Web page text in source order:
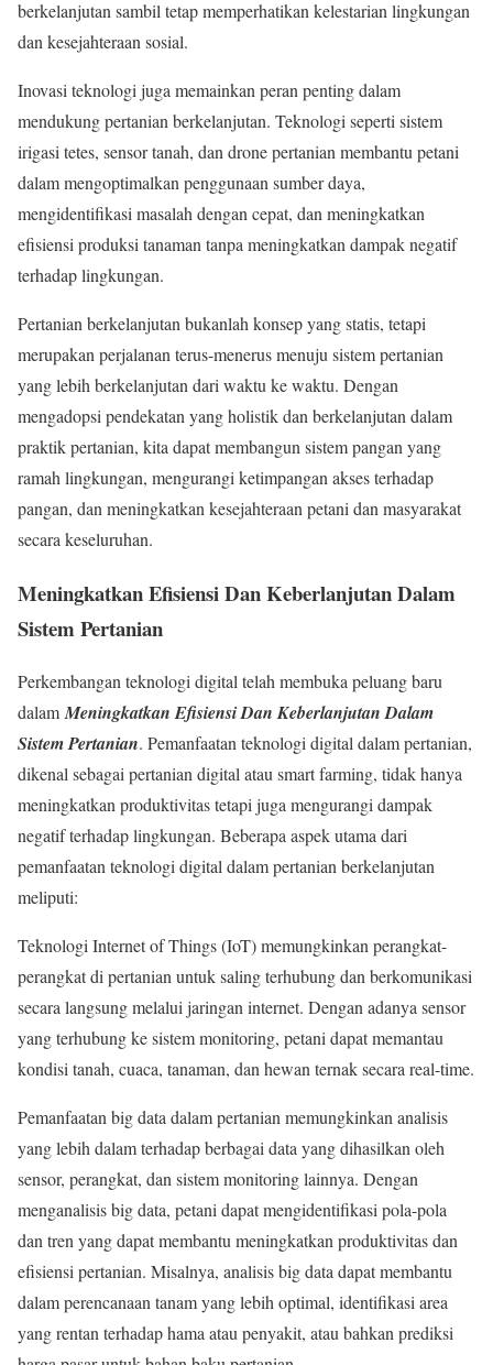
berkelanjutan sambil tetap memperhatikan kelestarian lingkungan
dan kesejahteraan sosial.
Inovasi teknologi juga memainkan peran penting dalam
mendukung pertanian berkelanjutan. Teknologi seperti sistem
irigasi tetes, sensor tanah, dan drone pertanian membantu petani
dalam mengoptimalkan penggunaan sumber daya,
mengidentifikasi masalah dengan cepat, dan meningkatkan
efisiensi produksi tanaman tanpa meningkatkan dampak negatif
terhadap lingkungan.
Pertanian berkelanjutan bukanlah konsep yang statis, tetapi
merupakan perjalanan terus-menerus menuju sistem pertanian
yang lebih berkelanjutan dari waktu ke waktu. Dengan
mengadopsi pendekatan yang holistik dan berkelanjutan dalam
praktik pertanian, kita dapat membangun sistem pangan yang
ramah lingkungan, mengurangi ketimpangan akses terhadap
pangan, dan meningkatkan kesejahteraan petani dan masyarakat
secara keseluruhan.
Meningkatkan Efisiensi Dan Keberlanjutan Dalam
Sistem Pertanian
Perkembangan teknologi digital telah membuka peluang baru
dalamMeningkatkan Efisiensi Dan Keberlanjutan Dalam
Sistem Pertanian. Pemanfaatan teknologi digital dalam pertanian,
dikenal sebagai pertanian digital atau smart farming, tidak hanya
meningkatkan produktivitas tetapi juga mengurangi dampak
negatif terhadap lingkungan. Beberapa aspek utama dari
pemanfaatan teknologi digital dalam pertanian berkelanjutan
meliputi:
Teknologi Internet of Things (IoT) memungkinkan perangkat-
perangkat di pertanian untuk saling terhubung dan berkomunikasi
secara langsung melalui jaringan internet. Dengan adanya sensor
yang terhubung ke sistem monitoring, petani dapat memantau
kondisi tanah, cuaca, tanaman, dan hewan ternak secara real-time.
Pemanfaatan big data dalam pertanian memungkinkan analisis
yang lebih dalam terhadap berbagai data yang dihasilkan oleh
sensor, perangkat, dan sistem monitoring lainnya. Dengan
menganalisis big data, petani dapat mengidentifikasi pola-pola
dan tren yang dapat membantu meningkatkan produktivitas dan
efisiensi pertanian. Misalnya, analisis big data dapat membantu
dalam perencanaan tanam yang lebih optimal, identifikasi area
yang rentan terhadap hama atau penyakit, atau bahkan prediksi